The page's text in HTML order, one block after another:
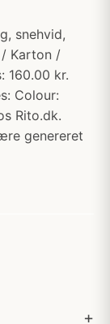
snehvid,
/ Karton /
160.00 kr.
Colour:
Rito.dk.
genereret